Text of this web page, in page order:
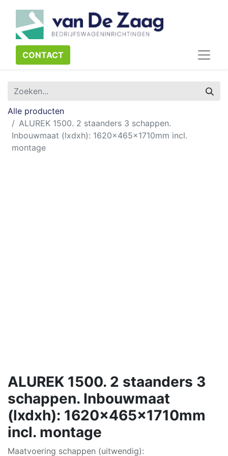
CONTACT​​​​
Alle producten
ALUREK 1500. 2 staanders 3 schappen.
Inbouwmaat (lxdxh): 1620x465x1710mm incl.
montage
ALUREK 1500. 2 staanders 3
schappen. Inbouwmaat
(lxdxh): 1620x465x1710mm
incl. montage
Maatvoering schappen (uitwendig):